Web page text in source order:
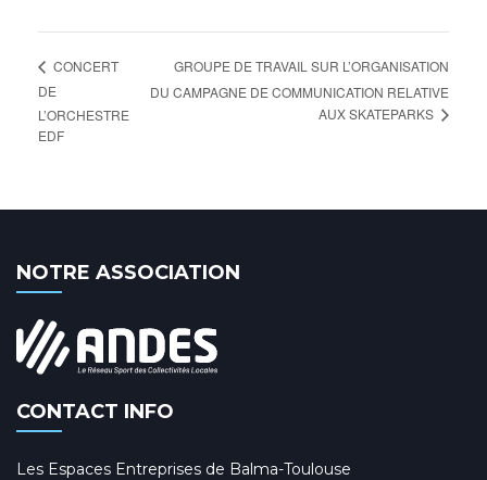
CONCERT
DE
L’ORCHESTRE
EDF
GROUPE DE TRAVAIL SUR L’ORGANISATION
DU CAMPAGNE DE COMMUNICATION RELATIVE
AUX SKATEPARKS
NOTRE ASSOCIATION
CONTACT INFO
Les Espaces Entreprises de Balma-Toulouse